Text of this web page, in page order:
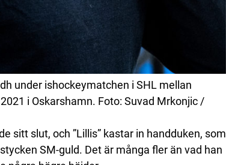
under ishockeymatchen i SHL mellan
i Oskarshamn. Foto: Suvad Mrkonjic /
sitt slut, och ”Lillis” kastar in handduken, som
SM-guld. Det är många fler än vad han